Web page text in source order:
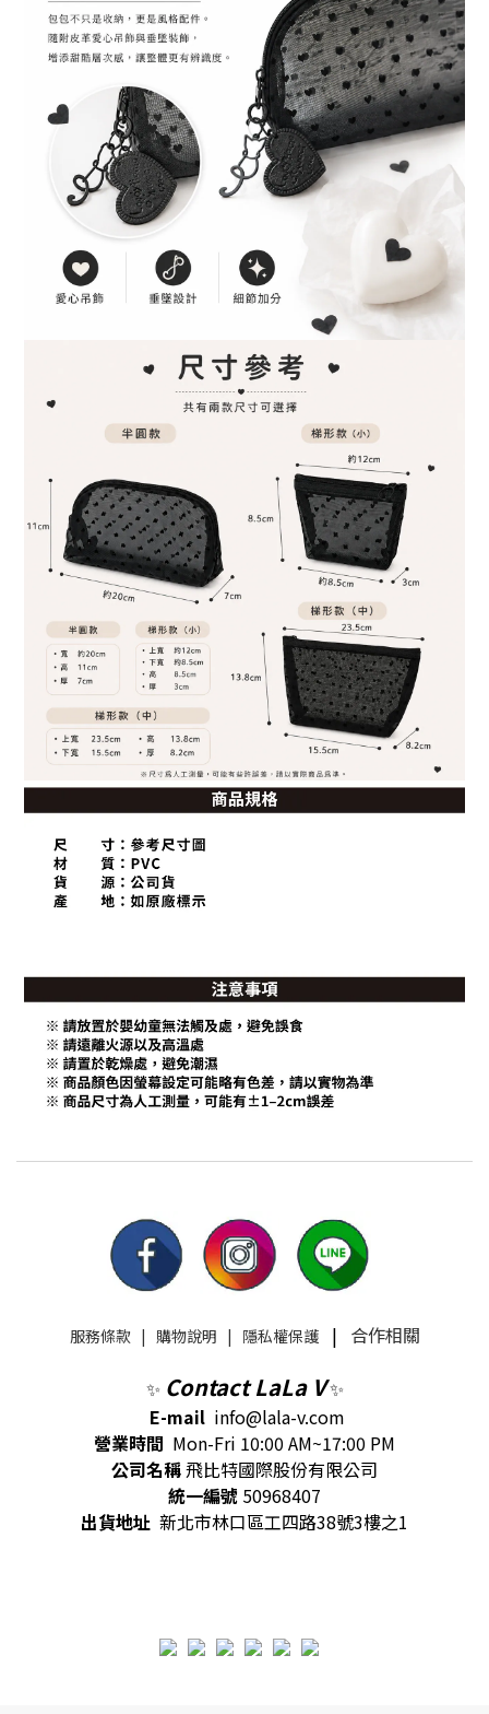
服務條款| 購物說明 | 隱私權保護| 合作相關
✨ Contact LaLa V✨
E-mail info@lala-v.com
營業時間 Mon-Fri 10:00 AM~17:00 PM
公司名稱飛比特國際股份有限公司
統一編號 50968407
出貨地址 新北市林口區工四路38號3樓之1